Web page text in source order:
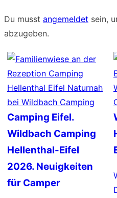
Du musst angemeldet sein,
abzugeben.
Camping Eifel.
Wildbach Camping
Hellenthal-Eifel
2026. Neuigkeiten
für Camper